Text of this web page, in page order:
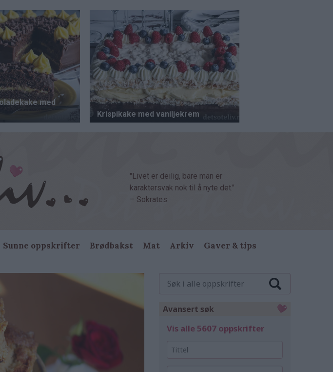
"Livet er deilig, bare man er
karaktersvak nok til å nyte det."
– Sokrates
Sunne oppskrifter Brødbakst Mat Arkiv Gaver & tips
Avansert søk
Vis alle 5607 oppskrifter